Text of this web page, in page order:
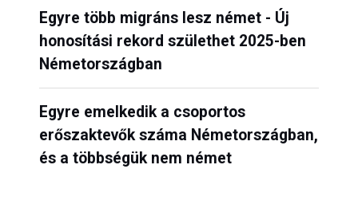
Egyre több migráns lesz német - Új
honosítási rekord születhet 2025-ben
Németországban
Egyre emelkedik a csoportos
erőszaktevők száma Németországban,
és a többségük nem német